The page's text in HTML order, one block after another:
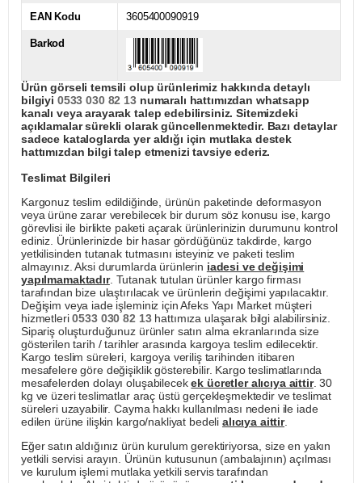
EAN Kodu 3605400090919
Barkod
Ürün görseli temsili olup ürünlerimiz hakkında detaylı
bilgiyi 0533 030 82 13numaralı hattımızdan whatsapp
kanalı veya arayarak talep edebilirsiniz. Sitemizdeki
açıklamalar sürekli olarak güncellenmektedir. Bazı detaylar
sadece kataloglarda yer aldığı için mutlaka destek
hattımızdan bilgi talep etmenizi tavsiye ederiz.
Teslimat Bilgileri
Kargonuz teslim edildiğinde, ürünün paketinde deformasyon
veya ürüne zarar verebilecek bir durum söz konusu ise, kargo
görevlisi ile birlikte paketi açarak ürünlerinizin durumunu kontrol
ediniz. Ürünlerinizde bir hasar gördüğünüz takdirde, kargo
yetkilisinden tutanak tutmasını isteyiniz ve paketi teslim
almayınız. Aksi durumlarda ürünlerin iadesi ve değişimi
yapılmamaktadır. Tutanak tutulan ürünler kargo firması
tarafından bize ulaştırılacak ve ürünlerin değişimi yapılacaktır.
Değişim veya iade işleminiz için Afeks Yapı Market müşteri
hizmetleri0533 030 82 13hattımıza ulaşarak bilgi alabilirsiniz.
Sipariş oluşturduğunuz ürünler satın alma ekranlarında size
gösterilen tarih / tarihler arasında kargoya teslim edilecektir.
Kargo teslim süreleri, kargoya veriliş tarihinden itibaren
mesafelere göre değişiklik gösterebilir. Kargo teslimatlarında
mesafelerden dolayı oluşabilecekek ücretler alıcıya aittir. 30
kg ve üzeri teslimatlar araç üstü gerçekleşmektedir ve teslimat
süreleri uzayabilir. Cayma hakkı kullanılması nedeni ile iade
edilen ürüne ilişkin kargo/nakliyat bedeli alıcıya aittir.
Eğer satın aldığınız ürün kurulum gerektiriyorsa, size en yakın
yetkili servisi arayın. Ürünün kutusunun (ambalajının) açılması
ve kurulum işlemi mutlaka yetkili servis tarafından